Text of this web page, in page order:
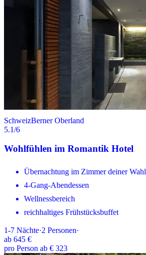
SchweizBerner Oberland
5.1/6
Wohlfühlen im Romantik Hotel
Übernachtung im Zimmer deiner Wahl
4-Gang-Abendessen
Wellnessbereich
reichhaltiges Frühstücksbuffet
1-7 Nächte·2 Personen·
ab 645 €
pro Person ab € 323